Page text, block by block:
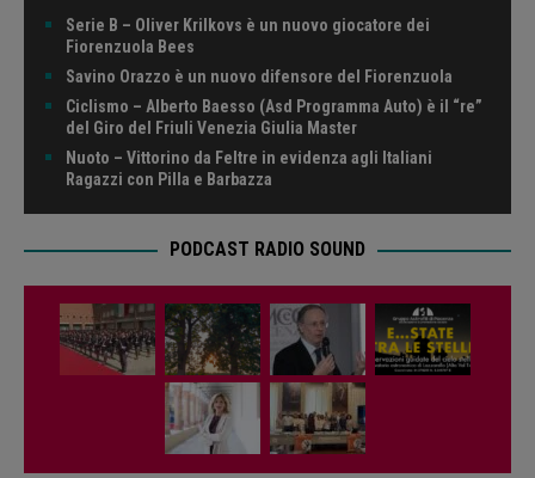
Serie B – Oliver Krilkovs è un nuovo giocatore dei
Fiorenzuola Bees
Savino Orazzo è un nuovo difensore del Fiorenzuola
Ciclismo – Alberto Baesso (Asd Programma Auto) è il “re”
del Giro del Friuli Venezia Giulia Master
Nuoto – Vittorino da Feltre in evidenza agli Italiani
Ragazzi con Pilla e Barbazza
PODCAST RADIO SOUND